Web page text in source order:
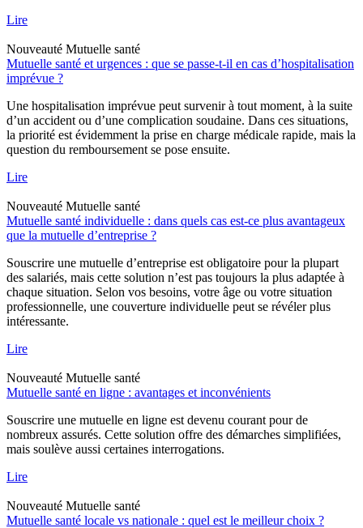
Lire
Nouveauté Mutuelle santé
Mutuelle santé et urgences : que se passe-t-il en cas d’hospitalisation
imprévue ?
Une hospitalisation imprévue peut survenir à tout moment, à la suite
d’un accident ou d’une complication soudaine. Dans ces situations,
la priorité est évidemment la prise en charge médicale rapide, mais la
question du remboursement se pose ensuite.
Lire
Nouveauté Mutuelle santé
Mutuelle santé individuelle : dans quels cas est-ce plus avantageux
que la mutuelle d’entreprise ?
Souscrire une mutuelle d’entreprise est obligatoire pour la plupart
des salariés, mais cette solution n’est pas toujours la plus adaptée à
chaque situation. Selon vos besoins, votre âge ou votre situation
professionnelle, une couverture individuelle peut se révéler plus
intéressante.
Lire
Nouveauté Mutuelle santé
Mutuelle santé en ligne : avantages et inconvénients
Souscrire une mutuelle en ligne est devenu courant pour de
nombreux assurés. Cette solution offre des démarches simplifiées,
mais soulève aussi certaines interrogations.
Lire
Nouveauté Mutuelle santé
Mutuelle santé locale vs nationale : quel est le meilleur choix ?